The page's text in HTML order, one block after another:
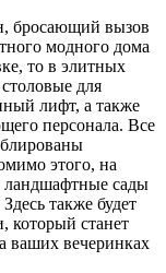
бросающий вызов
модного дома
то в элитных
для
лифт, а также
персонала. Все
этого, на
ландшафтные сады
также будет
который станет
ваших вечеринках